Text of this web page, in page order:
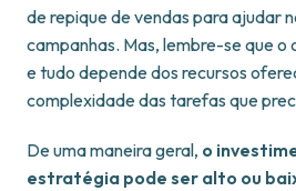
de repique de vendas para ajudar
campanhas. Mas, lembre-se que
e tudo depende dos recursos
complexidade das tarefas que
De uma maneira geral, o
estratégia pode ser alto ou